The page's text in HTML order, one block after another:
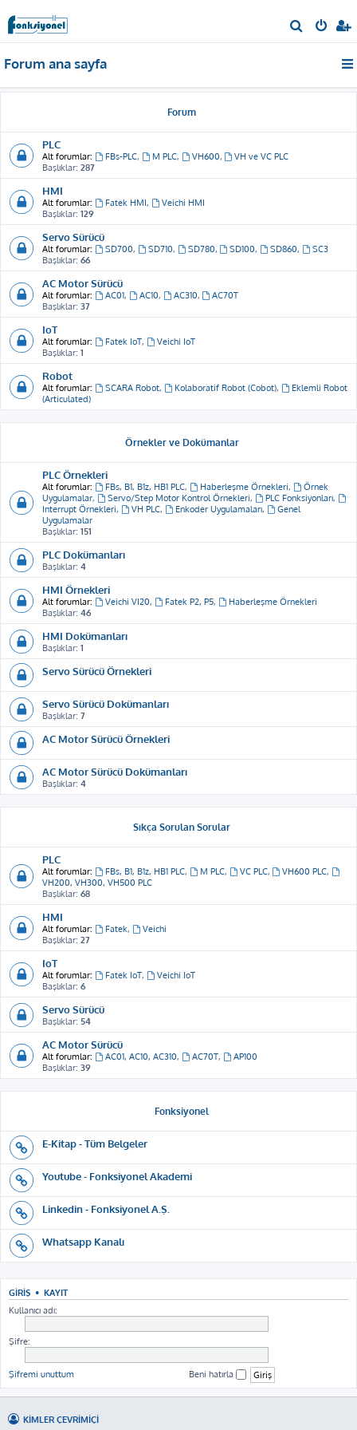
r
Forum ana sayfa
Forum
PLC
Alt forumlar: FBs-PLC, M PLC, VH600,
VH ve VC PLC
Başlıklar: 287
HMI
Alt forumlar: Fatek HMI,
Veichi HMI
Başlıklar: 129
Servo Sürücü
Alt forumlar: SD700, SD710, SD780, SD100, SD860,
SC3
Başlıklar: 66
AC Motor Sürücü
Alt forumlar: AC01, AC10, AC310,
AC70T
Başlıklar: 37
IoT
Alt forumlar: Fatek IoT,
Veichi IoT
Başlıklar: 1
Robot
Alt forumlar: SCARA Robot, Kolaboratif Robot (Cobot),
Eklemli Robot
(Articulated)
Örnekler ve Dokümanlar
PLC Örnekleri
Alt forumlar: FBs, B1, B1z, HB1 PLC, Haberleşme Örnekleri,
Örnek
Uygulamalar, Servo/Step Motor Kontrol Örnekleri, PLC Fonksiyonları,
Interrupt Örnekleri, VH PLC, Enkoder Uygulamaları,
Genel
Uygulamalar
Başlıklar: 151
PLC Dokümanları
Başlıklar: 4
HMI Örnekleri
Alt forumlar: Veichi VI20, Fatek P2, P5,
Haberleşme Örnekleri
Başlıklar: 46
HMI Dokümanları
Başlıklar: 1
Servo Sürücü Örnekleri
Servo Sürücü Dokümanları
Başlıklar: 7
AC Motor Sürücü Örnekleri
AC Motor Sürücü Dokümanları
Başlıklar: 4
Sıkça Sorulan Sorular
PLC
Alt forumlar: FBs, B1, B1z, HB1 PLC, M PLC, VC PLC, VH600 PLC,
VH200, VH300, VH500 PLC
Başlıklar: 68
HMI
Alt forumlar: Fatek,
Veichi
Başlıklar: 27
IoT
Alt forumlar: Fatek IoT,
Veichi IoT
Başlıklar: 6
Servo Sürücü
Başlıklar: 54
AC Motor Sürücü
Alt forumlar: AC01, AC10, AC310, AC70T,
AP100
Başlıklar: 39
Fonksiyonel
E-Kitap - Tüm Belgeler
Youtube - Fonksiyonel Akademi
Linkedin - Fonksiyonel A.Ş.
Whatsapp Kanalı
GIRIŞ • KAYIT
Kullanıcı adı:
Şifre:
Şifremi unuttum Beni hatırla
KIMLER ÇEVRIMIÇI